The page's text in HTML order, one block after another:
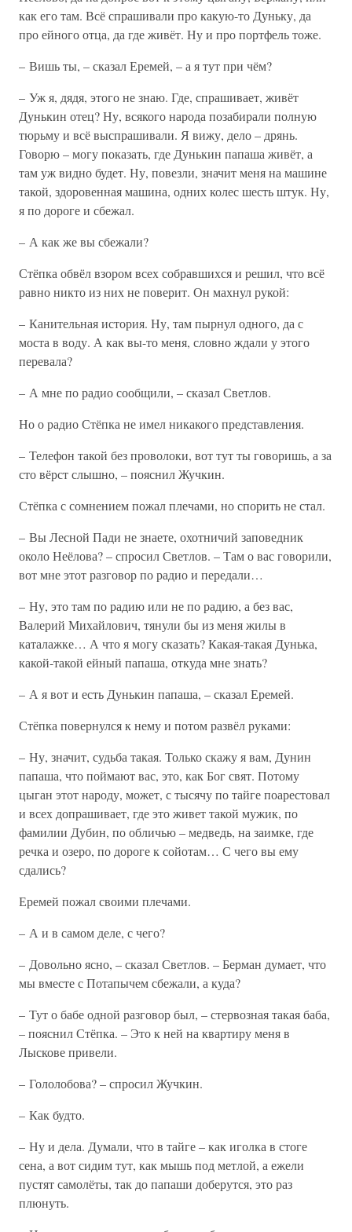
как его там. Всё спрашивали про какую-то Дуньку, да
про ейного отца, да где живёт. Ну и про портфель тоже.
– Вишь ты, – сказал Еремей, – а я тут при чём?
– Уж я, дядя, этого не знаю. Где, спрашивает, живёт
Дунькин отец? Ну, всякого народа позабирали полную
тюрьму и всё выспрашивали. Я вижу, дело – дрянь.
Говорю – могу показать, где Дунькин папаша живёт, а
там уж видно будет. Ну, повезли, значит меня на машине
такой, здоровенная машина, одних колес шесть штук. Ну,
я по дороге и сбежал.
– А как же вы сбежали?
Стёпка обвёл взором всех собравшихся и решил, что всё
равно никто из них не поверит. Он махнул рукой:
– Канительная история. Ну, там пырнул одного, да с
моста в воду. А как вы-то меня, словно ждали у этого
перевала?
– А мне по радио сообщили, – сказал Светлов.
Но о радио Стёпка не имел никакого представления.
– Телефон такой без проволоки, вот тут ты говоришь, а за
сто вёрст слышно, – пояснил Жучкин.
Стёпка с сомнением пожал плечами, но спорить не стал.
– Вы Лесной Пади не знаете, охотничий заповедник
около Неёлова? – спросил Светлов. – Там о вас говорили,
вот мне этот разговор по радио и передали…
– Ну, это там по радию или не по радию, а без вас,
Валерий Михайлович, тянули бы из меня жилы в
каталажке… А что я могу сказать? Какая-такая Дунька,
какой-такой ейный папаша, откуда мне знать?
– А я вот и есть Дунькин папаша, – сказал Еремей.
Стёпка повернулся к нему и потом развёл руками:
– Ну, значит, судьба такая. Только скажу я вам, Дунин
папаша, что поймают вас, это, как Бог свят. Потому
цыган этот народу, может, с тысячу по тайге поарестовал
и всех допрашивает, где это живет такой мужик, по
фамилии Дубин, по обличью – медведь, на заимке, где
речка и озеро, по дороге к сойотам… С чего вы ему
сдались?
Еремей пожал своими плечами.
– А и в самом деле, с чего?
– Довольно ясно, – сказал Светлов. – Берман думает, что
мы вместе с Потапычем сбежали, а куда?
– Тут о бабе одной разговор был, – стервозная такая баба,
– пояснил Стёпка. – Это к ней на квартиру меня в
Лыскове привели.
– Гололобова? – спросил Жучкин.
– Как будто.
– Ну и дела. Думали, что в тайге – как иголка в стоге
сена, а вот сидим тут, как мышь под метлой, а ежели
пустят самолёты, так до папаши доберутся, это раз
плюнуть.